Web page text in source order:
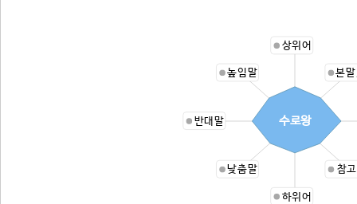
상위어
본
참
하위어
낮춤말
반대말
높임말
수로왕